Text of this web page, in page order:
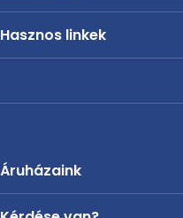
Hasznos linkek
Áruházaink